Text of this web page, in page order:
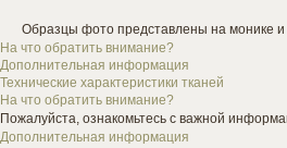
Образцы фото представлены на монике
На что обратить внимание?
Дополнительная информация
Технические характеристики тканей
На что обратить внимание?
Пожалуйста, ознакомьтесь с важной
Дополнительная информация